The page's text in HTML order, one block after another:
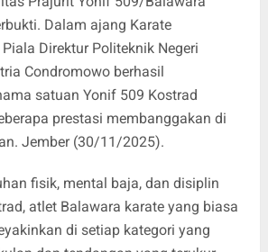
Dalam ajang Karate
Direktur Politeknik Negeri
Condromowo berhasil
satuan Yonif 509 Kostrad
prestasi membanggakan di
Jember (30/11/2025).
fisik, mental baja, dan disiplin
atlet Balawara karate yang biasa
di setiap kategori yang